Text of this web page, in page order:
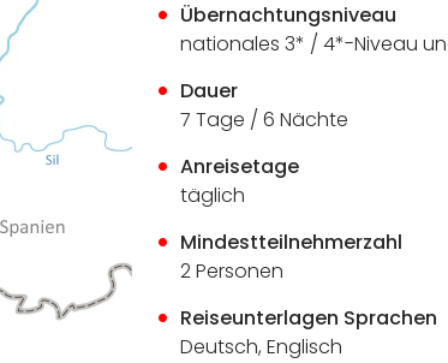
Übernachtungsniveau
nationales 3* / 4*-Niveau
Dauer
7 Tage / 6 Nächte
Anreisetage
täglich
Mindestteilnehmerzahl
2 Personen
Reiseunterlagen Sprachen
Deutsch, Englisch